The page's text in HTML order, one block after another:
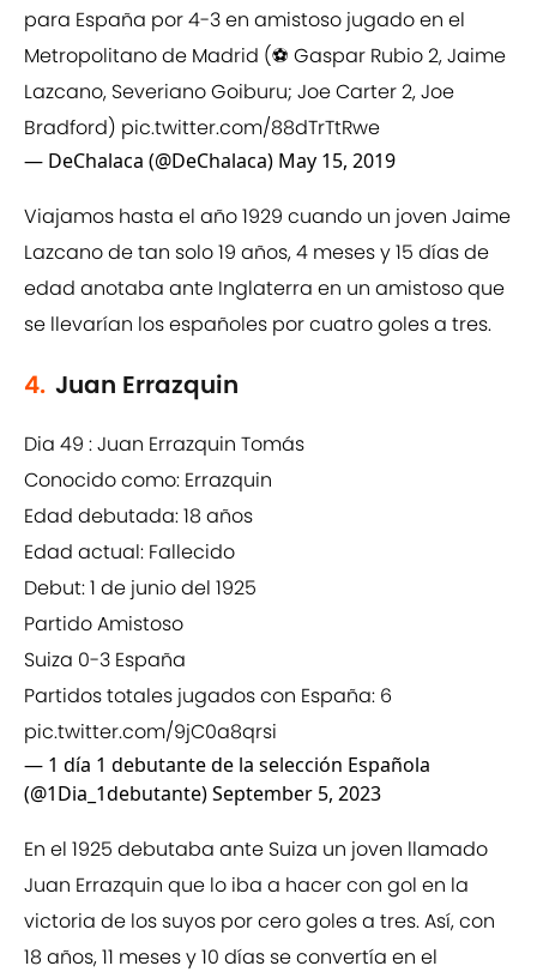
para España por 4-3 en amistoso jugado en el
Metropolitano de Madrid (⚽️ Gaspar Rubio 2, Jaime
Lazcano, Severiano Goiburu; Joe Carter 2, Joe
Bradford) pic.twitter.com/88dTrTtRwe
— DeChalaca (@DeChalaca) May 15, 2019
Viajamos hasta el año 1929 cuando un joven Jaime
Lazcano de tan solo 19 años, 4 meses y 15 días de
edad anotaba ante Inglaterra en un amistoso que
se llevarían los españoles por cuatro goles a tres.
4. Juan Errazquin
Dia 49 : Juan Errazquin Tomás
Conocido como: Errazquin
Edad debutada: 18 años
Edad actual: Fallecido
Debut: 1 de junio del 1925
Partido Amistoso
Suiza 0-3 España
Partidos totales jugados con España: 6
pic.twitter.com/9jC0a8qrsi
— 1 día 1 debutante de la selección Española
(@1Dia_1debutante)September 5, 2023
En el 1925 debutaba ante Suiza un joven llamado
Juan Errazquin que lo iba a hacer con gol en la
victoria de los suyos por cero goles a tres. Así, con
18 años, 11 meses y 10 días se convertía en el